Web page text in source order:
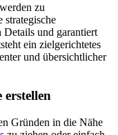
zu
strategische
Details und garantiert
ein zielgerichtetes
und übersichtlicher
erstellen
Gründen in die Nähe